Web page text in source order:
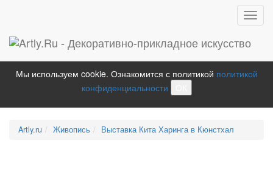
Мы используем cookie. Ознакомится с политикой политикой
конфиденциальности
Artly.ru Живопись Выставка Кита Харинга в Кюнстхал